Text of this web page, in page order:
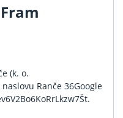
(k. o.
Ranče 36Google